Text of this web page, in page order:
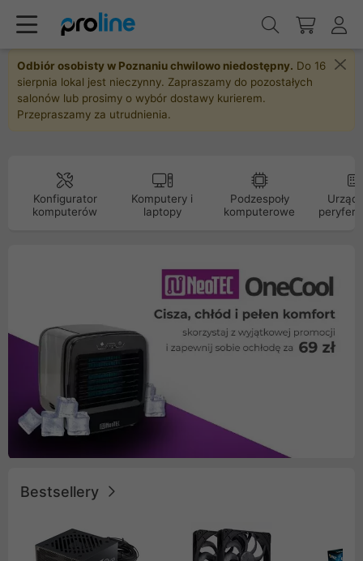
Odbiór osobisty w Poznaniu chwilowo niedostępny. Do 16
sierpnia lokal jest nieczynny. Zapraszamy do pozostałych
salonów lub prosimy o wybór dostawy kurierem.
Przepraszamy za utrudnienia.
Konfigurator
komputerów
Komputery i
laptopy
Podzespoły
komputerowe
Bestsellery